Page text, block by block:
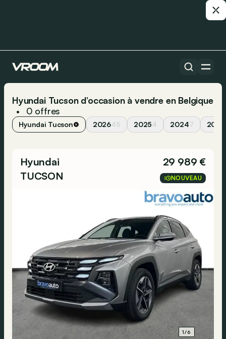
Hyundai Tucson d’occasion à vendre en Belgique
• 0 offres
Hyundai Tucson 202645 20254 20247 2023
Hyundai
TUCSON
29 989 €
NOUVEAU
1/6